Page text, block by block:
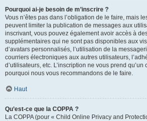
Pourquoi ai-je besoin de m’inscrire ?
Vous n’êtes pas dans l’obligation de le faire, mais
peuvent limiter la publication de messages aux
inscrivant, vous pouvez également avoir accès à
supplémentaires qui ne sont pas disponibles aux
d’avatars personnalisés, l’utilisation de la
courriers électroniques aux autres utilisateurs,
d’utilisateurs, etc. L’inscription ne vous prend qu’un
pourquoi nous vous recommandons de le faire.
Haut
Qu’est-ce que la COPPA ?
La COPPA (pour « Child Online Privacy and